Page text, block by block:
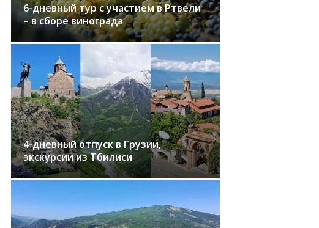
6-дневный тур с участием в Ртвели
– в сборе винограда
4-дневный отпуск в Грузии,
экскурсии из Тбилиси